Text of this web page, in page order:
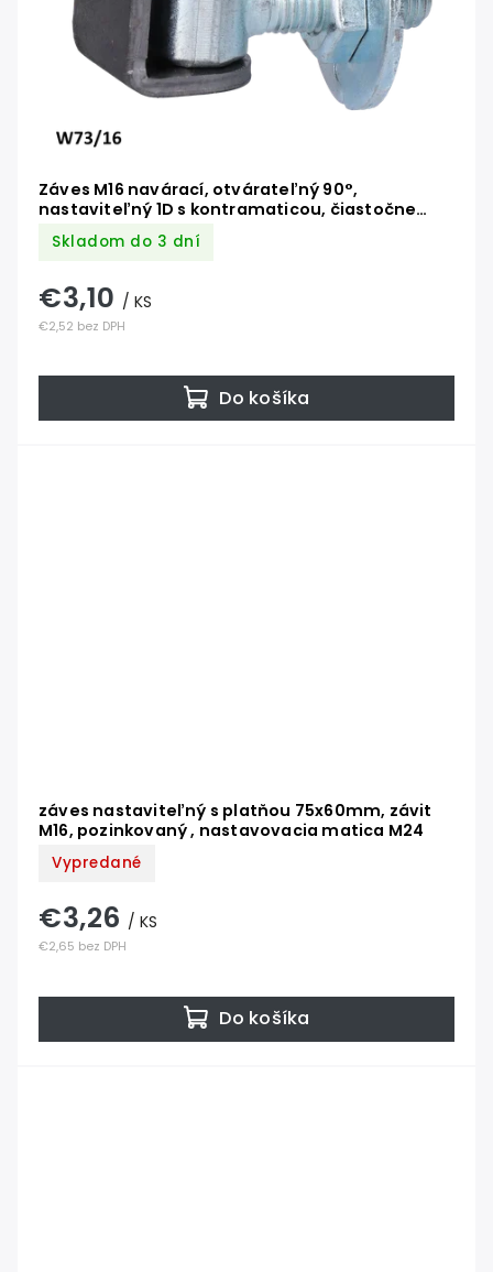
Záves M16 navárací, otvárateľný 90°,
nastaviteľný 1D s kontramaticou, čiastočne
pozinkovaný
Skladom do 3 dní
€2,52 bez DPH
€3,10 / KS
Do košíka
záves nastaviteľný s platňou 75x60mm, závit
M16, pozinkovaný , nastavovacia matica M24
Vypredané
€2,65 bez DPH
€3,26 / KS
Do košíka